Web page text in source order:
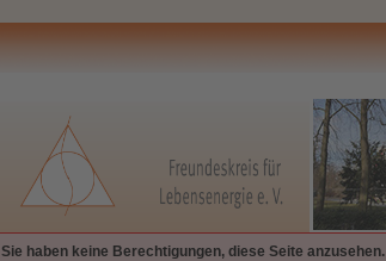
Sie haben keine Berechtigungen, diese Seite anzusehen.